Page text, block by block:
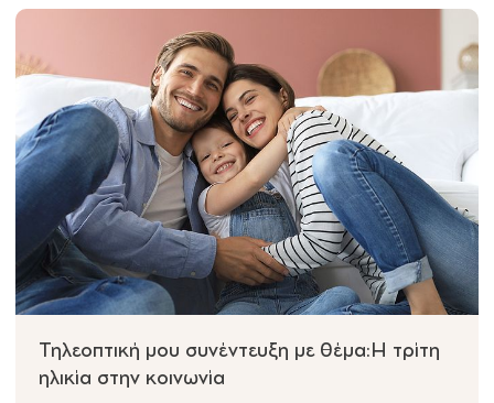
Τηλεοπτική μου συνέντευξη με θέμα:Η τρίτη
ηλικία στην κοινωνία